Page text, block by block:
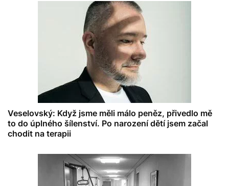
Veselovský: Když jsme měli málo peněz, přivedlo mě
to do úplného šílenství. Po narození dětí jsem začal
chodit na terapii